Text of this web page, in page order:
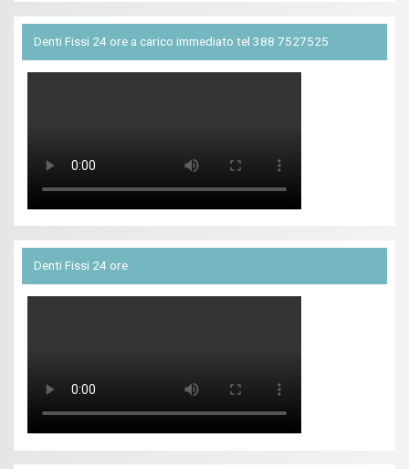
Denti Fissi 24 ore a carico immediato tel 388 7527525
Denti Fissi 24 ore